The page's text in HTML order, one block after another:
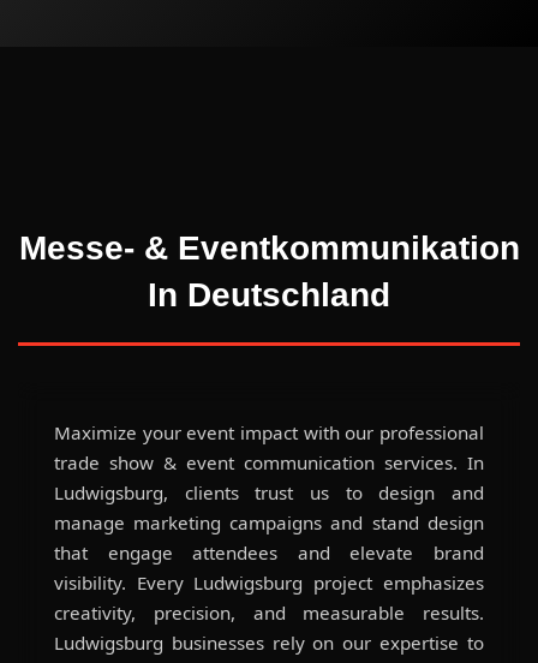
Messe- & Eventkommunikation
In Deutschland
Maximize your event impact with our professional
trade show & event communication services. In
Ludwigsburg, clients trust us to design and
manage marketing campaigns and stand design
that engage attendees and elevate brand
visibility. Every Ludwigsburg project emphasizes
creativity, precision, and measurable results.
Ludwigsburg businesses rely on our expertise to